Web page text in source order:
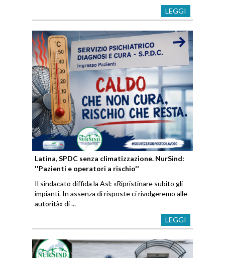
LEGGI
Latina, SPDC senza climatizzazione. NurSind:
''Pazienti e operatori a rischio''
Il sindacato diffida la Asl: «Ripristinare subito gli
impianti. In assenza di risposte ci rivolgeremo alle
autorità» di ...
LEGGI